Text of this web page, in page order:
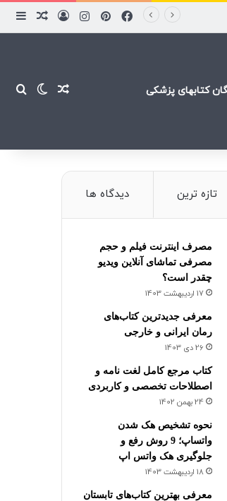
فیسبوکپینتریستاینستاگرام
ورود
کتابهای پزشکی نوشتهتغییر
تازه ترین دیدگاه ها
مصرف اینترنت فیلم و حجم
مصرفی تماشای آنلاین ویدیو
چقدر است؟
17 اردیبهشت 1403
معرفی جدیدترین کتاب‌های
رمان ایرانی و خارجی
26 دی 1403
کتاب مرجع کامل لغت نامه و
اصطلاحات تخصصی و کاربردی
24 بهمن 1402
نحوه تشخیص هک شدن
واتساپ؛ 9 روش رفع و
جلوگیری هک واتس اپ
18 اردیبهشت 1403
معرفی بهترین کتاب‌های تابستان